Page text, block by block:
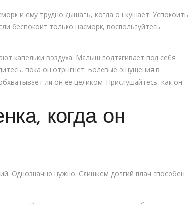
и ему трудно дышать, когда он кушает. Успокоить
беспокоит только насморк, воспользуйтесь
капельки воздуха. Малыш подтягивает под себя
пока он отрыгнет. Болевые ощущения в
ли он ее целиком. Прислушайтесь, как он
когда он
Однозначно нужно. Слишком долгий плач способен